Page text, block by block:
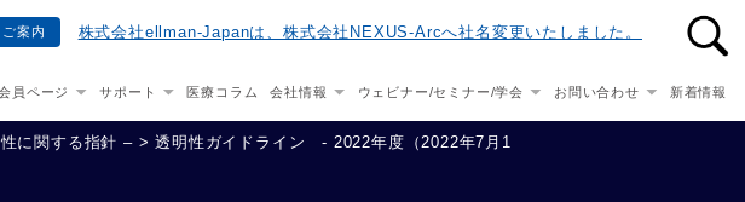
員ページ サポート 医療コラム 会社情報 ウェビナー/セミナー/学会 お問い合わせ 新着情報
ご案内 株式会社ellman-Japanは、株式会社NEXUS-Arcへ社名変更いたしました。
に関する指針 –>透明性ガイドライン - 2022年度（2022年7月1